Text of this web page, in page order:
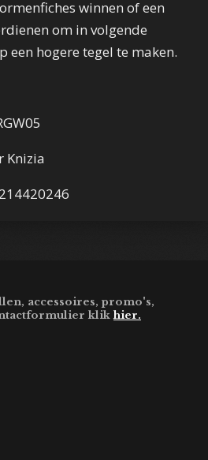
winnen of een
om in volgende
een hogere tegel te maken.
accessoires, promo's,
klikhier.